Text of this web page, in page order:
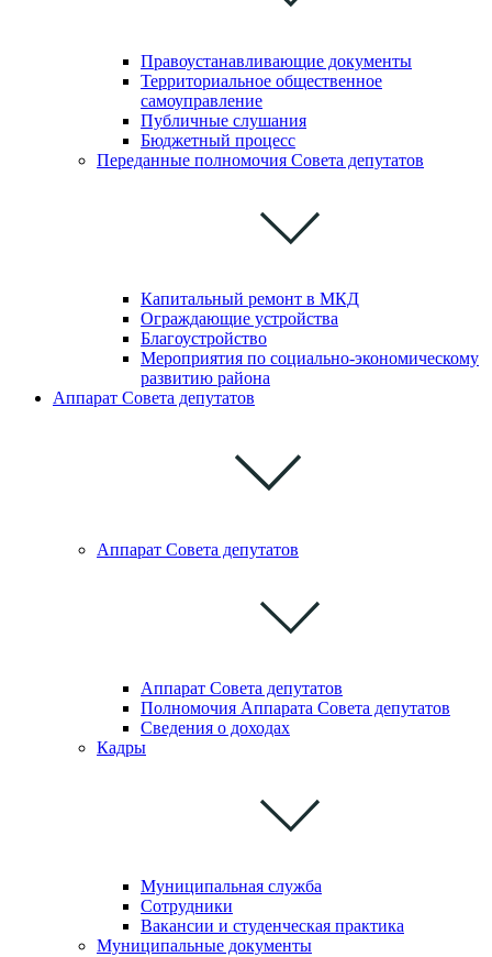
Правоустанавливающие документы
Территориальное общественное
самоуправление
Публичные слушания
Бюджетный процесс
Переданные полномочия Совета депутатов
Капитальный ремонт в МКД
Ограждающие устройства
Благоустройство
Мероприятия по социально-экономическому
развитию района
Аппарат Совета депутатов
Аппарат Совета депутатoв
Аппарат Совета депутатов
Полномочия Аппарата Совета депутатов
Сведения о доходах
Кадры
Муниципальная служба
Сотрудники
Вакансии и студенческая практика
Муниципальные документы